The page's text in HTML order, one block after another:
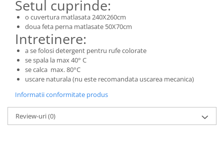
Setul cuprinde:
o cuvertura matlasata 240X260cm
doua feta perna matlasate 50X70cm
Intretinere:
a se folosi detergent pentru rufe colorate
se spala la max 40° C
se calca max. 80°C
uscare naturala (nu este recomandata uscarea mecanica)
Informatii conformitate produs
Review-uri(0)